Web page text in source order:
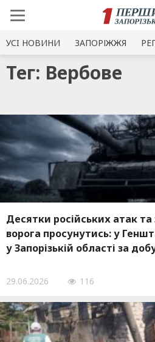
УСI НОВИНИ ЗАПОРІЖЖЯ
Тег: Вербове
Десятки російських атак та
ворога просунутись: у
у Запорізькій області за
29.06.2026 116